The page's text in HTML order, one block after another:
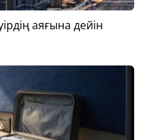
аяғына дейін